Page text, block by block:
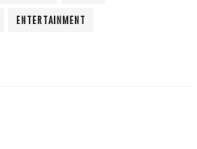
ENTERTAINMENT